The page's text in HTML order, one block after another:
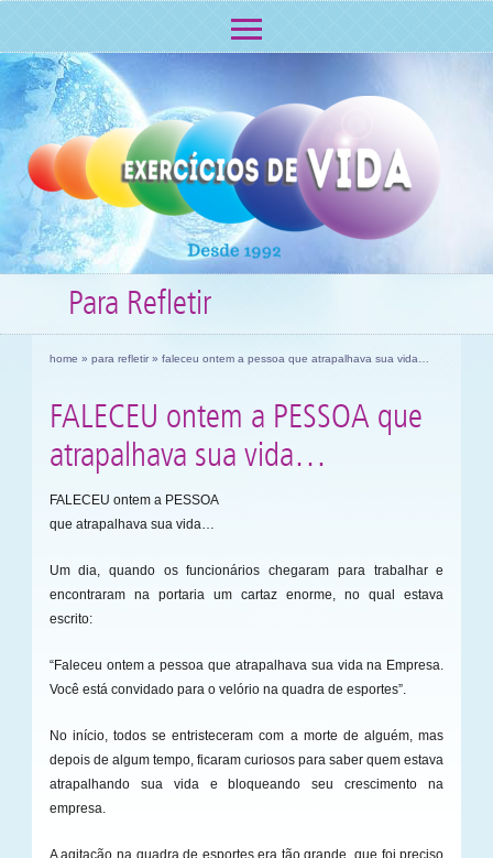
Para Refletir
home » para refletir» faleceu ontem a pessoa que atrapalhava sua vida…
FALECEU ontem a PESSOA que
atrapalhava sua vida…
FALECEU ontem a PESSOA
que atrapalhava sua vida…
Um dia, quando os funcionários chegaram para trabalhar e
encontraram na portaria um cartaz enorme, no qual estava
escrito:
“Faleceu ontem a pessoa que atrapalhava sua vida na Empresa.
Você está convidado para o velório na quadra de esportes”.
No início, todos se entristeceram com a morte de alguém, mas
depois de algum tempo, ficaram curiosos para saber quem estava
atrapalhando sua vida e bloqueando seu crescimento na
empresa.
A agitação na quadra de esportes era tão grande, que foi preciso